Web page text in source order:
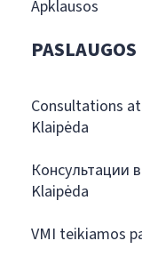
Apklausos
PASLAUGOS
Consultations
Klaipėda
Консультации
Klaipėda
VMI teikiamos